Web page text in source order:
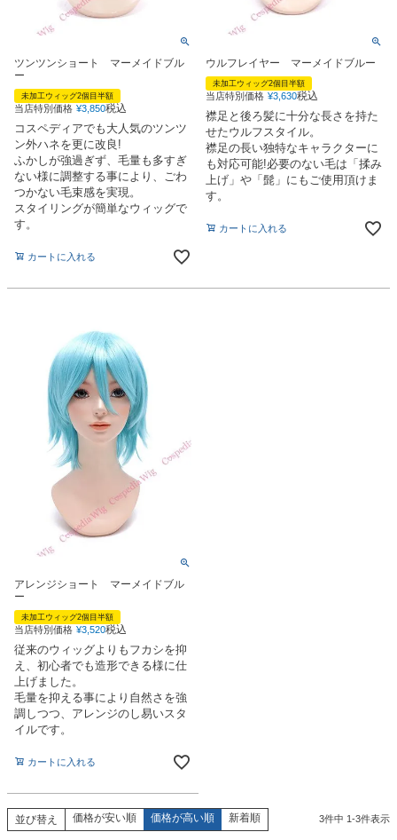
ツンツンショート マーメイドブル
ー
未加工ウィッグ2個目半額
当店特別価格 ¥3,850税込
コスペディアでも大人気のツンツ
ン外ハネを更に改良!
ふかしが強過ぎず、毛量も多すぎ
ない様に調整する事により、ごわ
つかない毛束感を実現。
スタイリングが簡単なウィッグで
す。
カートに入れる
ウルフレイヤー マーメイドブルー
未加工ウィッグ2個目半額
当店特別価格 ¥3,630税込
襟足と後ろ髪に十分な長さを持た
せたウルフスタイル。
襟足の長い独特なキャラクターに
も対応可能!必要のない毛は「揉み
上げ」や「髭」にもご使用頂けま
す。
カートに入れる
アレンジショート マーメイドブル
ー
未加工ウィッグ2個目半額
当店特別価格 ¥3,520税込
従来のウィッグよりもフカシを抑
え、初心者でも造形できる様に仕
上げました。
毛量を抑える事により自然さを強
調しつつ、アレンジのし易いスタ
イルです。
カートに入れる
並び替え 価格が安い順 価格が高い順 新着順 3件中 1 -3件表示